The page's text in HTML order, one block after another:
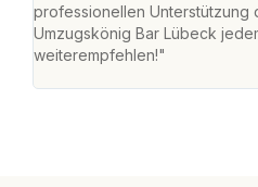
professionellen Unterstützung
Umzugskönig Bar Lübeck
weiterempfehlen!"